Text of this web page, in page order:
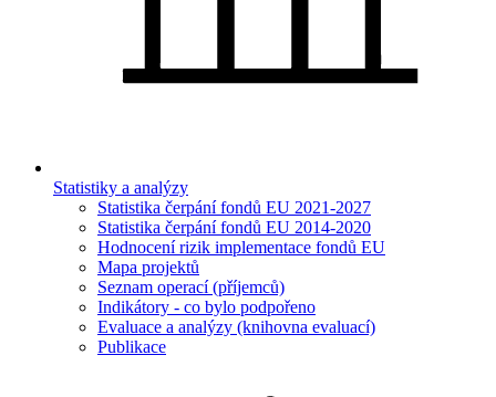
Statistiky a analýzy
Statistika čerpání fondů EU 2021-2027
Statistika čerpání fondů EU 2014-2020
Hodnocení rizik implementace fondů EU
Mapa projektů
Seznam operací (příjemců)
Indikátory - co bylo podpořeno
Evaluace a analýzy (knihovna evaluací)
Publikace